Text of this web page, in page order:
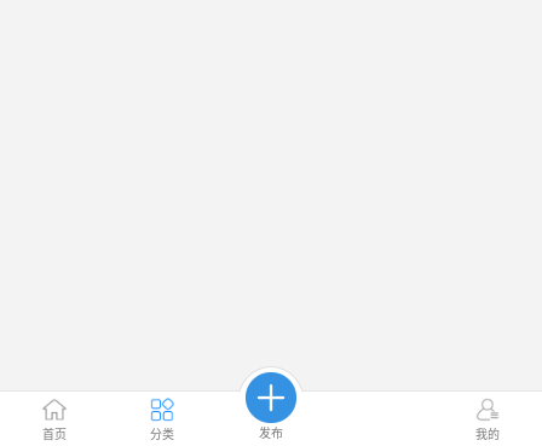
首页 分类 发布 我的